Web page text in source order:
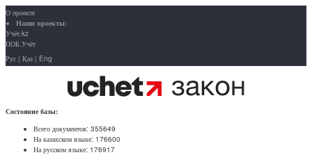
О проекте
Наши проекты:
Учёт.kz
ПОБ.Учёт
Рус | Қаз | Eng
Состояние базы:
Всего документов: 355649
На казахском языке: 176600
На русском языке: 176917